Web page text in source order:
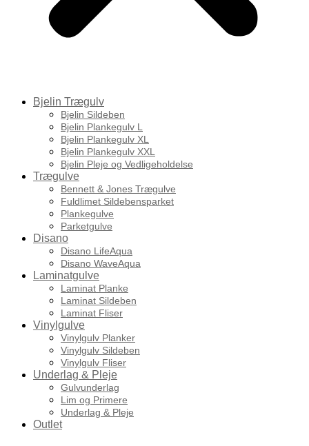
Bjelin Trægulv
Bjelin Sildeben
Bjelin Plankegulv L
Bjelin Plankegulv XL
Bjelin Plankegulv XXL
Bjelin Pleje og Vedligeholdelse
Trægulve
Bennett & Jones Trægulve
Fuldlimet Sildebensparket
Plankegulve
Parketgulve
Disano
Disano LifeAqua
Disano WaveAqua
Laminatgulve
Laminat Planke
Laminat Sildeben
Laminat Fliser
Vinylgulve
Vinylgulv Planker
Vinylgulv Sildeben
Vinylgulv Fliser
Underlag & Pleje
Gulvunderlag
Lim og Primere
Underlag & Pleje
Outlet